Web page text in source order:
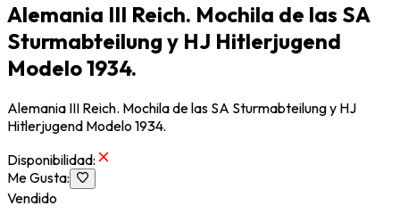
Alemania III Reich. Mochila de las SA
Sturmabteilung y HJ Hitlerjugend
Modelo 1934.
Alemania III Reich. Mochila de las SA Sturmabteilung y HJ
Hitlerjugend Modelo 1934.
Disponibilidad:
Me Gusta:
Vendido